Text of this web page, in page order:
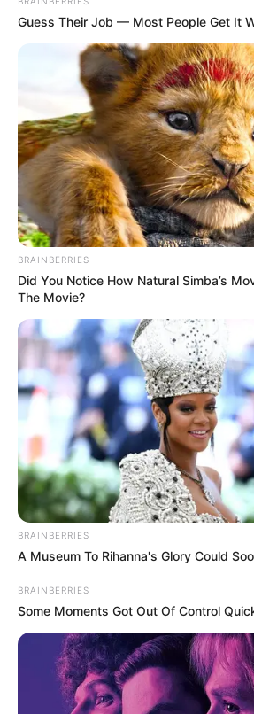
Περισσότερα νέα από την
Εύβοια: Θλίψη για γνωστό
έφυγε από την ζωή
ΣΟΚ: Γυναίκα έπεσε από την
Χαλκίδας
Εύβοια: Θλίψη για γνωστό
έφυγε από την ζωή
Ακολουθήστε το
ΤΑ ΠΙΟ
Guess Their Job — Most People Get It
BRAINBERRIES
Did You Notice How Natural Simba’s
The Movie?
BRAINBERRIES
A Museum To Rihanna's Glory Could
BRAINBERRIES
Some Moments Got Out Of Control